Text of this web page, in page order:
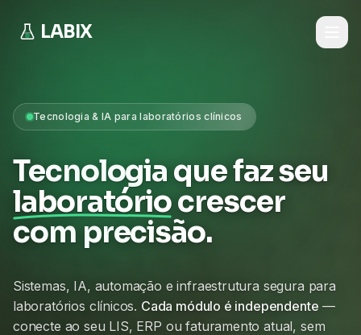
LABIX
Tecnologia & IA para laboratórios clínicos
Tecnologia que faz seu
laboratóriocrescer
com precisão.
Sistemas, IA, automação e infraestrutura segura para
laboratórios clínicos. Cada módulo é independente —
conecte ao seu LIS, ERP ou faturamento atual, sem